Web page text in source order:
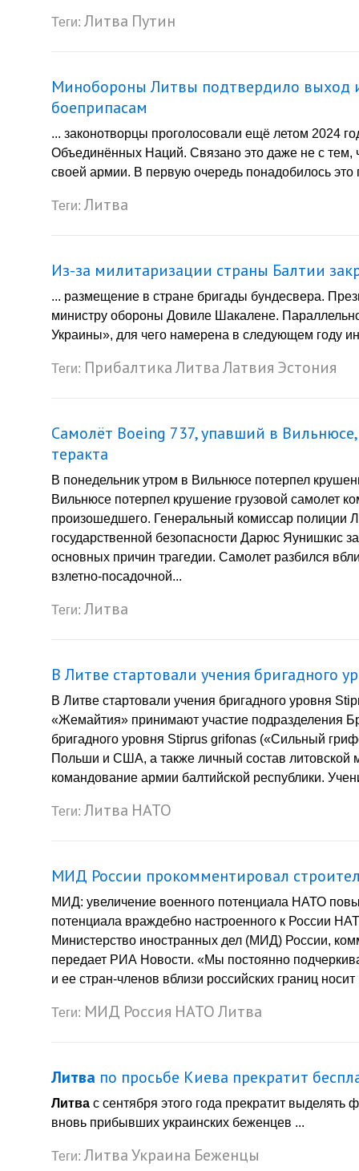
Теги: Литва Путин
Минобороны Литвы подтвердило выход
боеприпасам
... законотворцы проголосовали ещё летом 2024
Объединённых Наций. Связано это даже не с тем,
своей армии. В первую очередь понадобилось
Теги: Литва
Из-за милитаризации страны Балтии
... размещение в стране бригады бундесвера.
министру обороны Довиле Шакалене.
Украины», для чего намерена в следующем году
Теги: ПрибалтикаЛитваЛатвия Эстония
Самолёт Boeing 737, упавший в
теракта
В понедельник утром в Вильнюсе потерпел
Вильнюсе потерпел крушение грузовой самолет
произошедшего. Генеральный комиссар полиции
государственной безопасности Дарюс Яунишкис
основных причин трагедии. Самолет разбился
взлетно-посадочной...
Теги: Литва
В Литве стартовали учения бригадного
В Литве стартовали учения бригадного уровня
«Жемайтия» принимают участие подразделения
бригадного уровня Stiprus grifonas («Сильный
Польши и США, а также личный состав
командование армии балтийской республики.
Теги: Литва НАТО
МИД России прокомментировал
МИД: увеличение военного потенциала НАТО
потенциала враждебно настроенного к России
Министерство иностранных дел (МИД) России,
передает РИА Новости. «Мы постоянно
и ее стран-членов вблизи российских границ
Теги: МИД Россия НАТОЛитва
Литва по просьбе Киева прекратит
Литва с сентября этого года прекратит
вновь прибывших украинских беженцев ...
Теги: ЛитваУкраина Беженцы